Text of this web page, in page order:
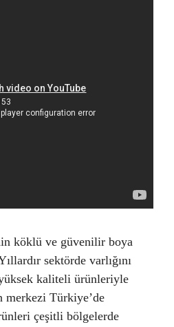
köklü ve güvenilir boya
sektörde varlığını
kaliteli ürünleriyle
merkezi Türkiye’de
çeşitli bölgelerde